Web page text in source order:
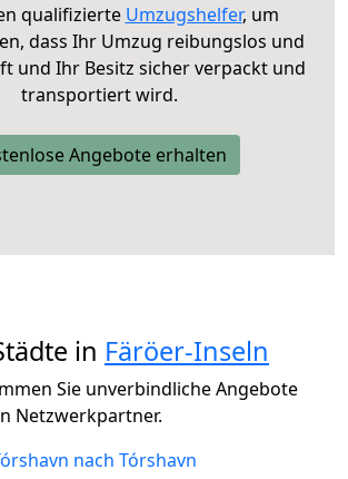
qualifizierte Umzugshelfer, um
dass Ihr Umzug reibungslos und
und Ihr Besitz sicher verpackt und
transportiert wird.
Angebote erhalten
in Färöer-Inseln
Sie unverbindliche Angebote
Netzwerkpartner.
nach Tórshavn